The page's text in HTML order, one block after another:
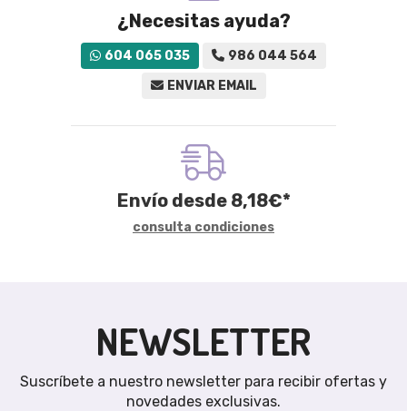
¿Necesitas ayuda?
604 065 035
986 044 564
ENVIAR EMAIL
Envío desde 8,18€*
consulta condiciones
NEWSLETTER
Suscríbete a nuestro newsletter para recibir ofertas y
novedades exclusivas.